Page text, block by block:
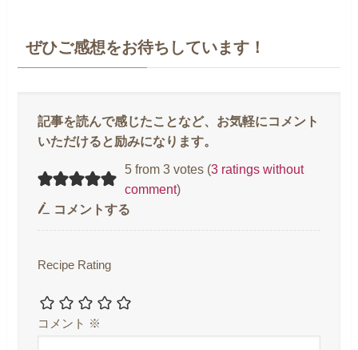
ぜひご感想をお待ちしています！
5 from 3 votes (3 ratings without
comment)
コメントする
Recipe Rating
コメント ※